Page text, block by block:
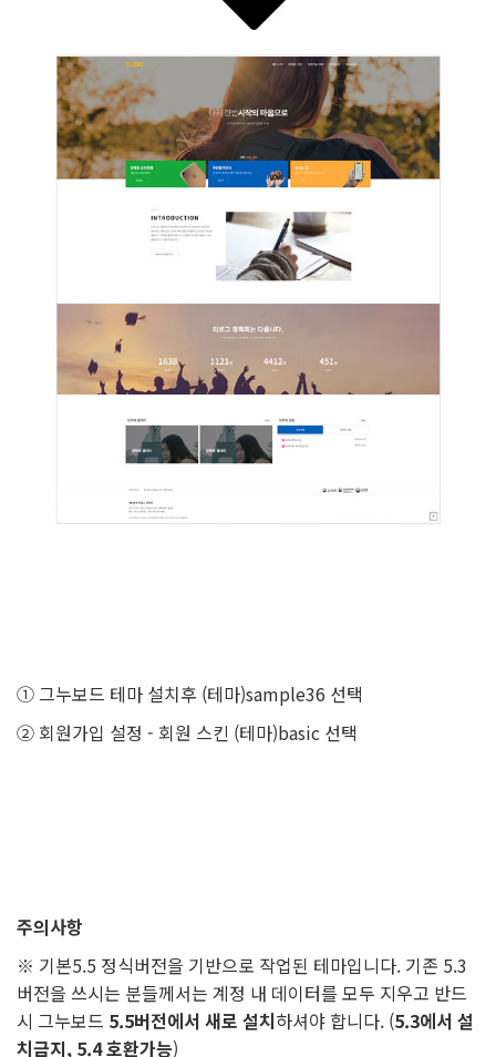
① 그누보드 테마 설치후 (테마)sample36 선택
② 회원가입 설정 - 회원 스킨 (테마)basic 선택
주의사항
※ 기본5.5 정식버전을 기반으로 작업된 테마입니다. 기존 5.3
버전을 쓰시는 분들께서는 계정 내 데이터를 모두 지우고 반드
시 그누보드 5.5버전에서 새로 설치하셔야 합니다. (5.3에서 설
치금지, 5.4 호환가능)